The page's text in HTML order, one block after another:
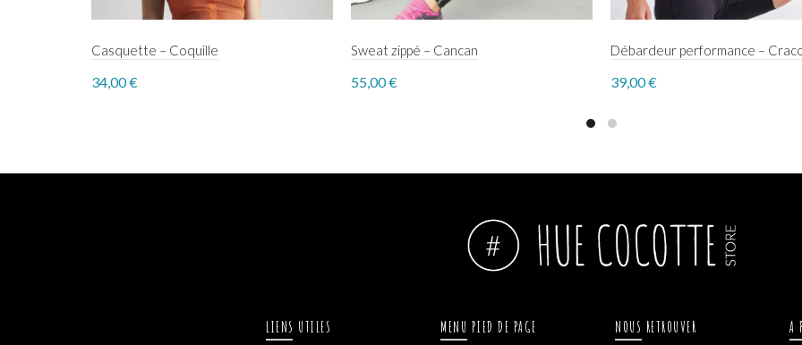
Casquette – Coquille
34,00€
Sweat zippé – Cancan
55,00€
Débardeur performance –
39,00€
LIENS UTILES MENU PIED DE PAGE NOUS RETROUVER A